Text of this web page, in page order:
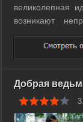
великолепная
возникают
должны
город
деньги, которые
Добрая